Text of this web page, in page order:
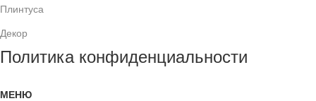
Плинтуса
Декор
Политика конфиденциальности
МЕНЮ